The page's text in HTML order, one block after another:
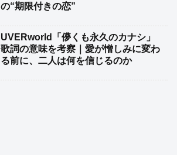
の“期限付きの恋”
UVERworld「儚くも永久のカナシ」
歌詞の意味を考察｜愛が憎しみに変わ
る前に、二人は何を信じるのか